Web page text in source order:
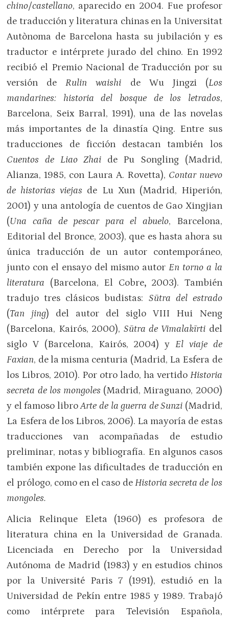
chino/castellano, aparecido en 2004. Fue profesor
de traducción y literatura chinas en la Universitat
Autònoma de Barcelona hasta su jubilación y es
traductor e intérprete jurado del chino. En 1992
recibió el Premio Nacional de Traducción por su
versión deRulin waishi de Wu Jingzi (Los
mandarines: historia del bosque de los letrados,
Barcelona, Seix Barral, 1991), una de las novelas
más importantes de la dinastía Qing. Entre sus
traducciones de ficción destacan también los
Cuentos de Liao Zhai de Pu Songling (Madrid,
Alianza, 1985, con Laura A. Rovetta), Contar nuevo
de historias viejas de Lu Xun (Madrid, Hiperión,
2001) y una antología de cuentos de Gao Xingjian
(Una caña de pescar para el abuelo, Barcelona,
Editorial del Bronce, 2003), que es hasta ahora su
única traducción de un autor contemporáneo,
junto con el ensayo del mismo autorEn torno a la
literatura (Barcelona, El Cobre, 2003). También
tradujo tres clásicos budistas: Sūtra del estrado
(Tan jing) del autor del siglo VIII Hui Neng
(Barcelona, Kairós, 2000), Sūtra de Vimalakīrti del
siglo V (Barcelona, Kairós, 2004) yEl viaje de
Faxian, de la misma centuria (Madrid, La Esfera de
los Libros, 2010). Por otro lado, ha vertido Historia
secreta de los mongoles (Madrid, Miraguano, 2000)
y el famoso libroArte de la guerra de Sunzi (Madrid,
La Esfera de los Libros, 2006). La mayoría de estas
traducciones van acompañadas de estudio
preliminar, notas y bibliografía. En algunos casos
también expone las dificultades de traducción en
el prólogo, como en el caso deHistoria secreta de los
mongoles.
Alicia Relinque Eleta (1960) es profesora de
literatura china en la Universidad de Granada.
Licenciada en Derecho por la Universidad
Autónoma de Madrid (1983) y en estudios chinos
por la Université Paris 7 (1991), estudió en la
Universidad de Pekín entre 1985 y 1989. Trabajó
como intérprete para Televisión Española,